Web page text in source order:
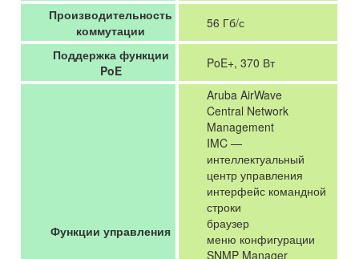
Производительность
коммутации
56 Гб/с
Поддержка функции
PoE
PoE+, 370 Вт
Функции управления
Aruba AirWave
Central Network
Management
IMC —
интеллектуальный
центр управления
интерфейс командной
строки
браузер
меню конфигурации
SNMP Manager